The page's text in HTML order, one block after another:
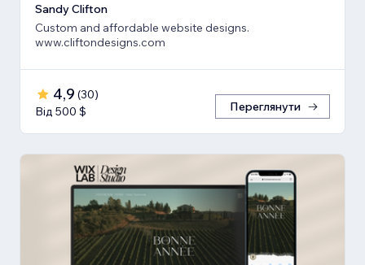
Sandy Clifton
Custom and affordable website designs.
www.cliftondesigns.com
4,9 (30)
Від 500 $
Переглянути